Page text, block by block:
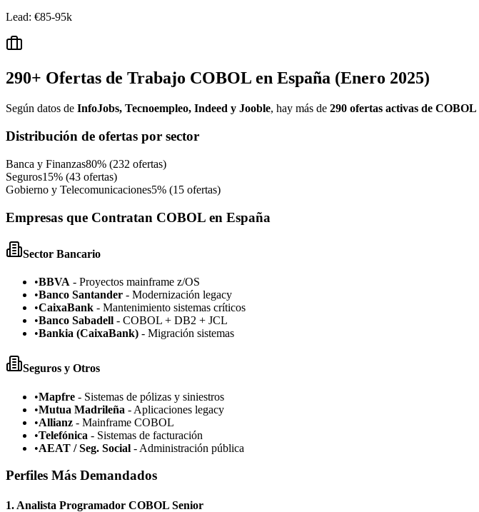
Lead: €85-95k
290+ Ofertas de Trabajo COBOL en España (Enero 2025)
Según datos de InfoJobs, Tecnoempleo, Indeed y Jooble, hay más de 290 ofertas activas de COBOL
Distribución de ofertas por sector
Banca y Finanzas80% (232 ofertas)
Seguros15% (43 ofertas)
Gobierno y Telecomunicaciones5% (15 ofertas)
Empresas que Contratan COBOL en España
Sector Bancario
•BBVA - Proyectos mainframe z/OS
•Banco Santander - Modernización legacy
•CaixaBank - Mantenimiento sistemas críticos
•Banco Sabadell - COBOL + DB2 + JCL
•Bankia (CaixaBank) - Migración sistemas
Seguros y Otros
•Mapfre - Sistemas de pólizas y siniestros
•Mutua Madrileña - Aplicaciones legacy
•Allianz - Mainframe COBOL
•Telefónica - Sistemas de facturación
•AEAT / Seg. Social - Administración pública
Perfiles Más Demandados
1. Analista Programador COBOL Senior